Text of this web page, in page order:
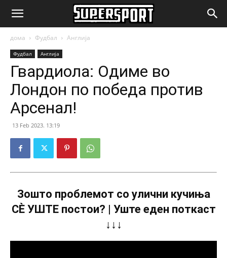
SuperSport.mk
дома Фудбал Англија
Фудбал Англија
Гвардиола: Одиме во
Лондон по победа против
Арсенал!
13 Feb 2023. 13:19
Зошто проблемот со улични кучиња
СÈ УШТЕ постои? | Уште еден поткаст
↓↓↓